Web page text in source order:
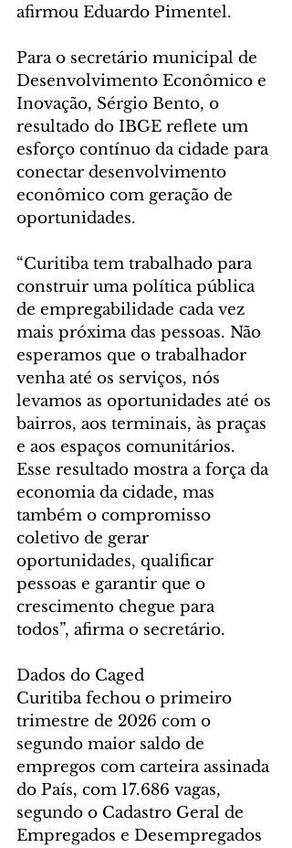
afirmou Eduardo Pimentel.
Para o secretário municipal de
Desenvolvimento Econômico e
Inovação, Sérgio Bento, o
resultado do IBGE reflete um
esforço contínuo da cidade para
conectar desenvolvimento
econômico com geração de
oportunidades.
“Curitiba tem trabalhado para
construir uma política pública
de empregabilidade cada vez
mais próxima das pessoas. Não
esperamos que o trabalhador
venha até os serviços, nós
levamos as oportunidades até os
bairros, aos terminais, às praças
e aos espaços comunitários.
Esse resultado mostra a força da
economia da cidade, mas
também o compromisso
coletivo de gerar
oportunidades, qualificar
pessoas e garantir que o
crescimento chegue para
todos”, afirma o secretário.
Dados do Caged
Curitiba fechou o primeiro
trimestre de 2026 com o
segundo maior saldo de
empregos com carteira assinada
do País, com 17.686 vagas,
segundo o Cadastro Geral de
Empregados e Desempregados